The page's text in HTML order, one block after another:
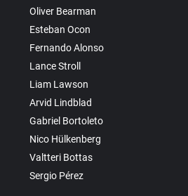
Oliver Bearman
Esteban Ocon
Fernando Alonso
Lance Stroll
Liam Lawson
Arvid Lindblad
Gabriel Bortoleto
Nico Hülkenberg
Valtteri Bottas
Sergio Pérez